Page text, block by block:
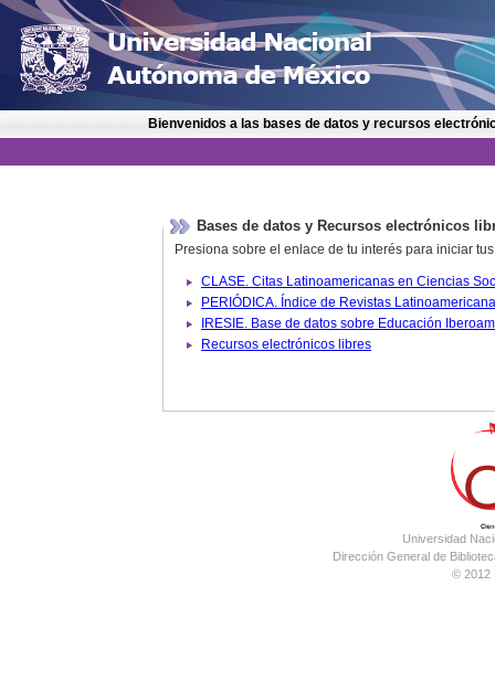
Bienvenidos a las bases de datos y recursos
Bases de datos y Recursos electrónicos
Presiona sobre el enlace de tu interés para iniciar
IRESIE. Base de datos
Recursos electrónicos libres
Universidad
Dirección General de
© 2012